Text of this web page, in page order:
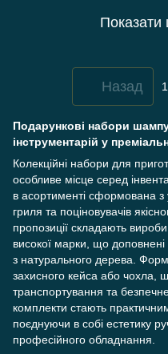
Показати
Назад 1
Подарункові набори
інструментарій у
Колекційні набори для
особливе місце серед
в асортименті сформована
гриля та поціновувачів
пропозиції складають
високої марки, що
з натурального дерева.
захисного кейса або чохла,
транспортування та безпечне
комплекти стають
поєднуючи в собі естетику
професійного обладнання.